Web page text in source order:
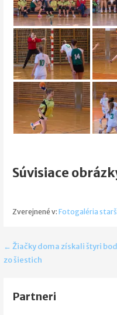
Súvisiace
Zverejnené v: Fotogaléria
Navigácia
článku
← Žiačky doma získali štyri
zo šiestich
Partneri